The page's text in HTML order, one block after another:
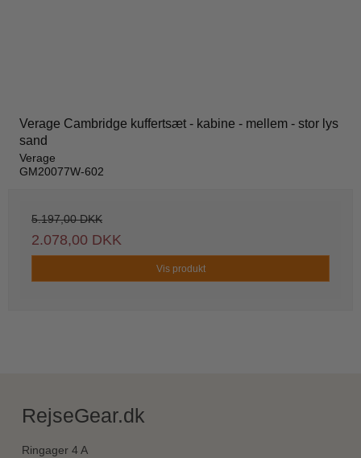
Verage Cambridge kuffertsæt - kabine - mellem - stor lys
sand
Verage
GM20077W-602
5.197,00 DKK
2.078,00 DKK
Vis produkt
RejseGear.dk
Ringager 4 A